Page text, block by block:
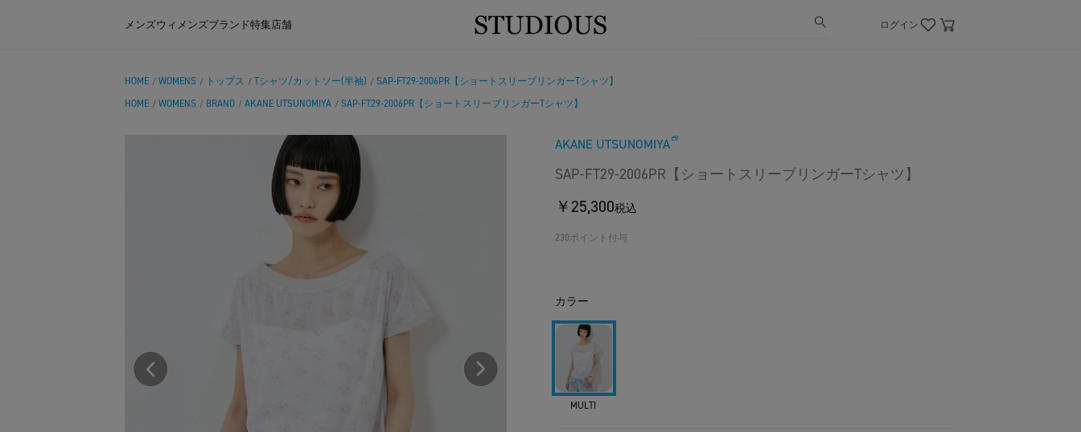
メンズウィメンズブランド特集店舗 ログイン
HOME / WOMENS / トップス / Tシャツ/カットソー(半袖) / SAP-FT29-2006PR【ショートスリーブリンガーTシャツ】
HOME / WOMENS / BRAND / AKANE UTSUNOMIYA / SAP-FT29-2006PR【ショートスリーブリンガーTシャツ】
AKANE UTSUNOMIYA
SAP-FT29-2006PR【ショートスリーブリンガーTシャツ】
￥25,300税込
230ポイント付与
カラー
MULTI